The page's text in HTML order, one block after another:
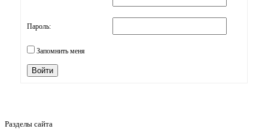
Пароль:
Запомнить меня
Войти
Разделы сайта